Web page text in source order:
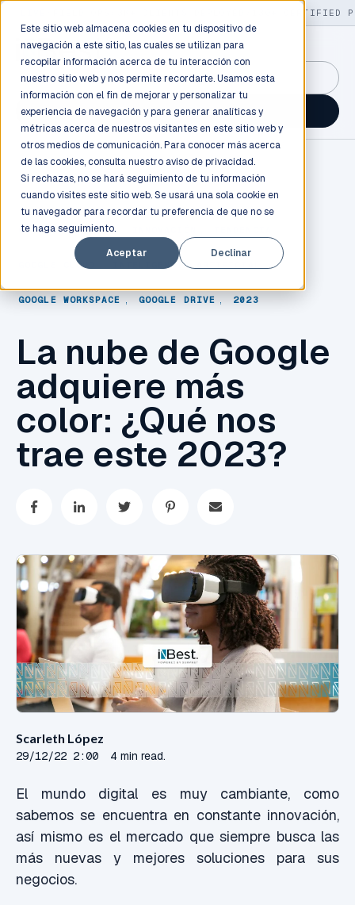
Este sitio web almacena cookies en tu dispositivo de
navegación a este sitio, las cuales se utilizan para
recopilar información acerca de tu interacción con
nuestro sitio web y nos permite recordarte. Usamos esta
información con el fin de mejorar y personalizar tu
experiencia de navegación y para generar analíticas y
métricas acerca de nuestros visitantes en este sitio web y
otros medios de comunicación. Para conocer más acerca
de las cookies, consulta nuestro aviso de privacidad.
Si rechazas, no se hará seguimiento de tu información
cuando visites este sitio web. Se usará una sola cookie en
tu navegador para recordar tu preferencia de que no se
te haga seguimiento.
Aceptar
Declinar
130+ CERTIFIED
GuidancePlex →
Talk to an engineer →
CLOUD COMPUTING
GOOGLE CLOUD INTELIGENCIA ARTIFICIAL
GOOGLE WORKSPACE GOOGLE DRIVE 2023
La nube de Google
adquiere más
color: ¿Qué nos
trae este 2023?
Scarleth López
29/12/22 2:00 4 min read.
El mundo digital es muy cambiante, como
sabemos se encuentra en constante innovación,
así mismo es el mercado que siempre busca las
más nuevas y mejores soluciones para sus
negocios.